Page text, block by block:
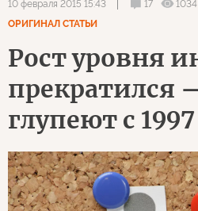
10 февраля 2015 15:43 17
1034
ОРИГИНАЛ СТАТЬИ
Рост уровня
глупеют с